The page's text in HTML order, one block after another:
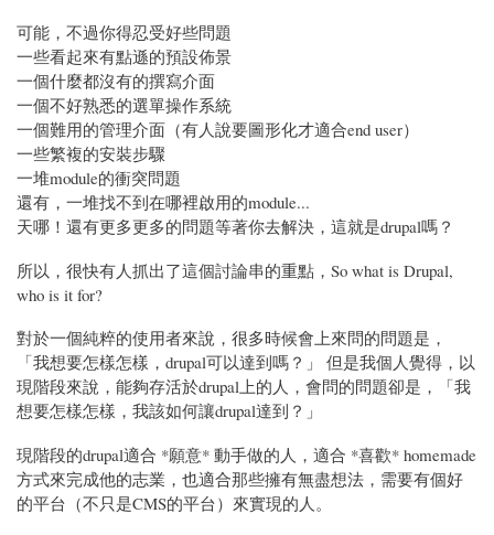
可能，不過你得忍受好些問題
一些看起來有點遜的預設佈景
一個什麼都沒有的撰寫介面
一個不好熟悉的選單操作系統
一個難用的管理介面（有人說要圖形化才適合end user）
一些繁複的安裝步驟
一堆module的衝突問題
還有，一堆找不到在哪裡啟用的module...
天哪！還有更多更多的問題等著你去解決，這就是drupal嗎？
所以，很快有人抓出了這個討論串的重點，So what is Drupal,
who is it for?
對於一個純粹的使用者來說，很多時候會上來問的問題是，
「我想要怎樣怎樣，drupal可以達到嗎？」 但是我個人覺得，以
現階段來說，能夠存活於drupal上的人，會問的問題卻是，「我
想要怎樣怎樣，我該如何讓drupal達到？」
現階段的drupal適合 *願意* 動手做的人，適合 *喜歡* homemade
方式來完成他的志業，也適合那些擁有無盡想法，需要有個好
的平台（不只是CMS的平台）來實現的人。